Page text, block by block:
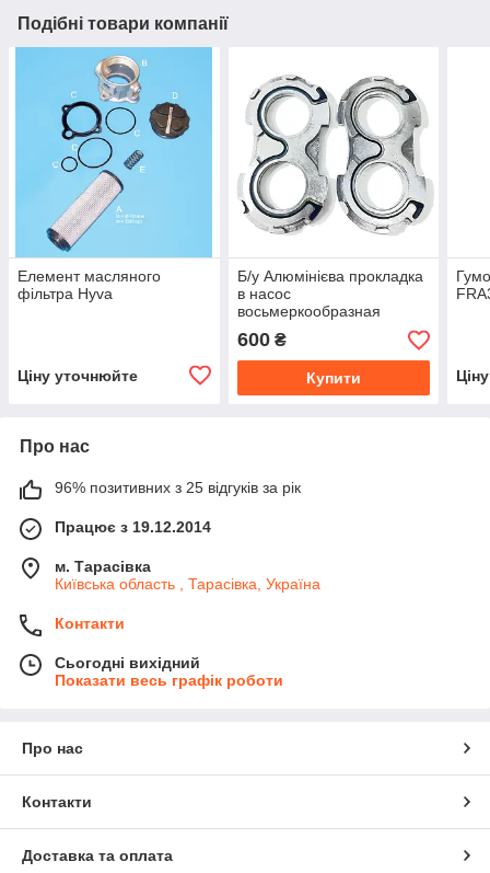
Подібні товари компанії
Елемент масляного
фільтра Hyva
Ціну уточнюйте
Б/у Алюмінієва прокладка
в насос
восьмеркообразная
600₴
Купити
Про нас
96% позитивних з 25 відгуків за рік
Працює з 19.12.2014
м. Тарасівка
Київська область , Тарасівка, Україна
Контакти
Сьогодні вихідний
Показати весь графік роботи
Про нас
Контакти
Доставка та оплата